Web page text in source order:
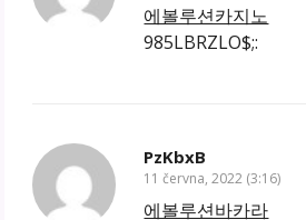
에볼루션카지노
985LBRZLO$;:
PzKbxB
11 června, 2022 (3:16)
에볼루션바카라